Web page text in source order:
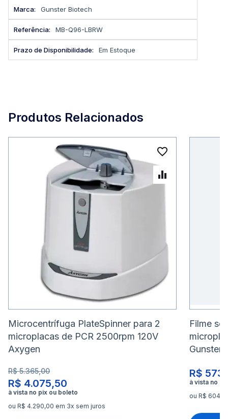
Gunster Biotech
MB-Q96-LBRW
Em Estoque
Produtos Relacionados
Microcentrífuga PlateSpinner para 2
microplacas de PCR 2500rpm 120V
Axygen
R$ 4.075,50
R$ 5.365,00
ou R$ 4.290,00 em 3x sem juros
Adicionar à
Adicionar
Filme
Gunster
R$
ou R$